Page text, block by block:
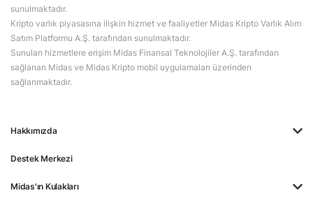
Hakkımızda
Destek Merkezi
Midas'ın Kulakları
sunulmaktadır.
Kripto varlık piyasasına ilişkin hizmet ve faaliyetler Midas Kripto Varlık Alım
Satım Platformu A.Ş. tarafından sunulmaktadır.
Sunulan hizmetlere erişim Midas Finansal Teknolojiler A.Ş. tarafından
sağlanan Midas ve Midas Kripto mobil uygulamaları üzerinden
sağlanmaktadır.